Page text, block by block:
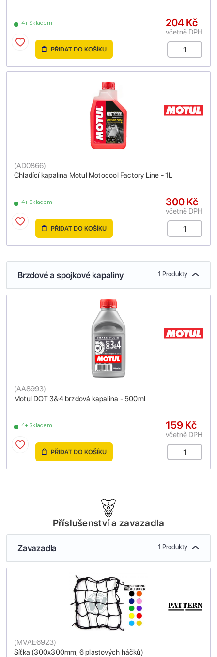
4+ Skladem 204 Kč
včetně DPH
PŘIDAT DO KOŠÍKU
Chladící kapalina Motul Motocool Factory Line - 1L
(AD0866)
4+ Skladem 300 Kč
včetně DPH
PŘIDAT DO KOŠÍKU
Brzdové a spojkové kapaliny 1 Produkty
Motul DOT 3&4 brzdová kapalina - 500ml
(AA8993)
4+ Skladem 159 Kč
včetně DPH
PŘIDAT DO KOŠÍKU
Příslušenství a zavazadla
Zavazadla 1 Produkty
Síťka (300x300mm, 6 plastových háčků)
(MVAE6923)